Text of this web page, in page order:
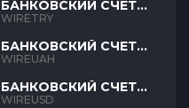
БАНКОВСКИЙ СЧЕТ
TRY
WIRETRY
БАНКОВСКИЙ СЧЕТ
UAH
WIREUAH
БАНКОВСКИЙ СЧЕТ
USD
WIREUSD